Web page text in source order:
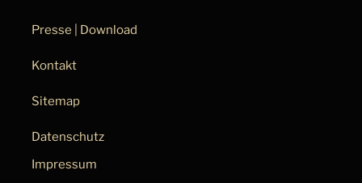
Presse | Download
Kontakt
Sitemap
Datenschutz
Impressum